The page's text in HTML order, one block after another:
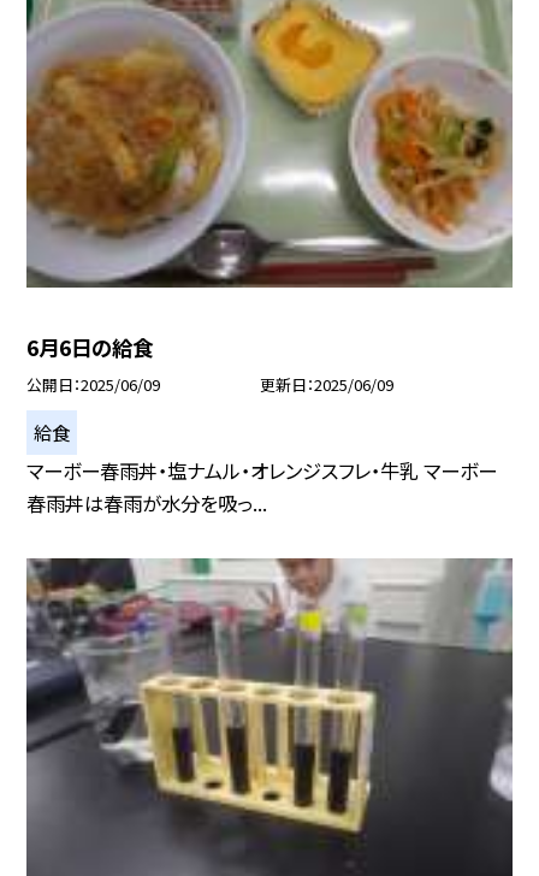
6月6日の給食
公開日 2025/06/09 更新日 2025/06/09
給食
マーボー春雨丼・塩ナムル・オレンジスフレ・牛乳 マーボー
春雨丼は春雨が水分を吸っ...